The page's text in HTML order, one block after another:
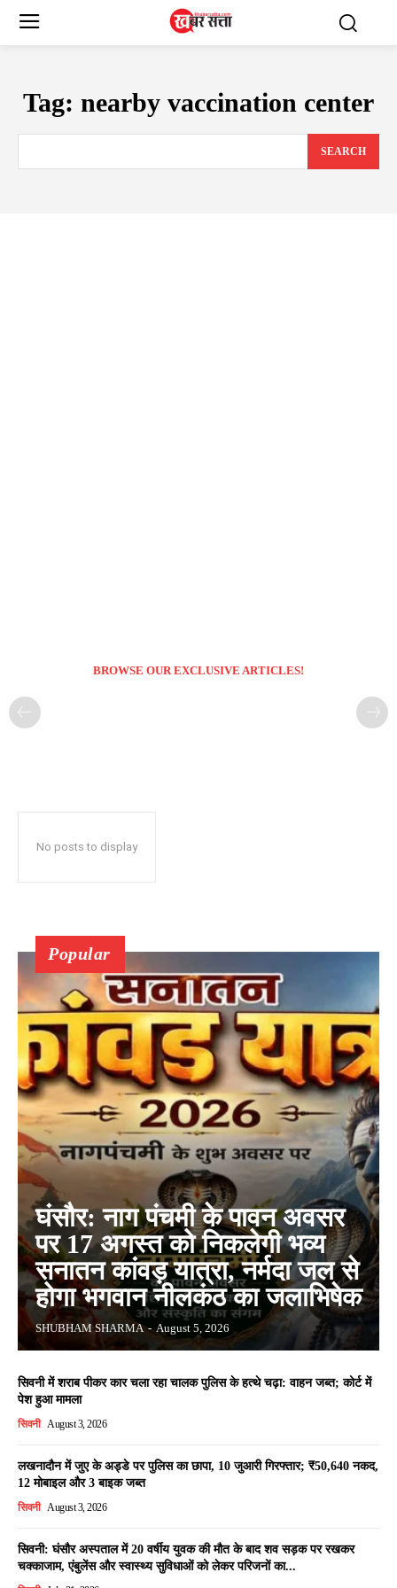
Tag: nearby vaccination center
SEARCH
BROWSE OUR EXCLUSIVE ARTICLES!
No posts to display
Popular
घंसौर: नाग पंचमी के पावन अवसर
पर 17 अगस्त को निकलेगी भव्य
सनातन कांवड़ यात्रा, नर्मदा जल से
होगा भगवान नीलकंठ का जलाभिषेक
SHUBHAM SHARMA - August 5, 2026
सिवनी में शराब पीकर कार चला रहा चालक पुलिस के हत्थे चढ़ा: वाहन जब्त; कोर्ट में
पेश हुआ मामला
सिवनी August 3, 2026
लखनादौन में जुए के अड्डे पर पुलिस का छापा, 10 जुआरी गिरफ्तार; ₹50,640 नकद,
12 मोबाइल और 3 बाइक जब्त
सिवनी August 3, 2026
सिवनी: घंसौर अस्पताल में 20 वर्षीय युवक की मौत के बाद शव सड़क पर रखकर
चक्काजाम, एंबुलेंस और स्वास्थ्य सुविधाओं को लेकर परिजनों का...